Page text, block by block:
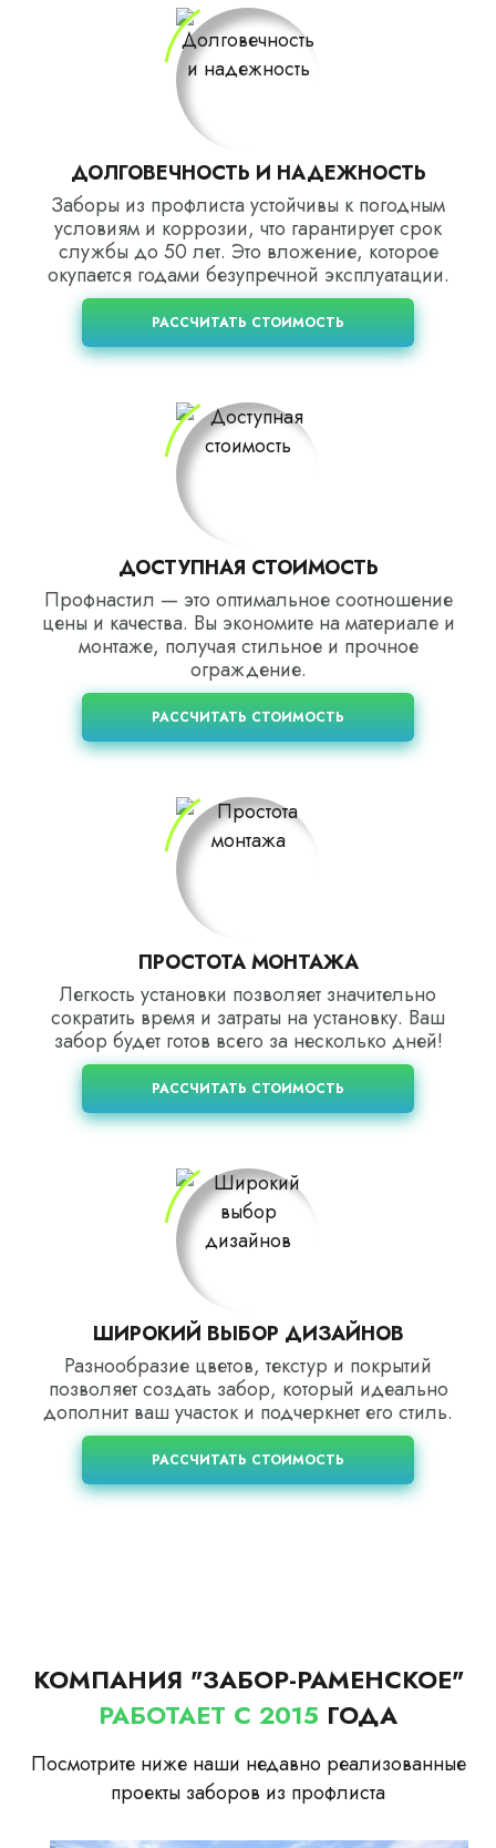
ДОЛГОВЕЧНОСТЬ И НАДЕЖНОСТЬ
Заборы из профлиста устойчивы к погодным
условиям и коррозии, что гарантирует срок
службы до 50 лет. Это вложение, которое
окупается годами безупречной эксплуатации.
РАССЧИТАТЬ СТОИМОСТЬ
ДОСТУПНАЯ СТОИМОСТЬ
Профнастил — это оптимальное соотношение
цены и качества. Вы экономите на материале и
монтаже, получая стильное и прочное
ограждение.
РАССЧИТАТЬ СТОИМОСТЬ
ПРОСТОТА МОНТАЖА
Легкость установки позволяет значительно
сократить время и затраты на установку. Ваш
забор будет готов всего за несколько дней!
РАССЧИТАТЬ СТОИМОСТЬ
ШИРОКИЙ ВЫБОР ДИЗАЙНОВ
Разнообразие цветов, текстур и покрытий
позволяет создать забор, который идеально
дополнит ваш участок и подчеркнет его стиль.
РАССЧИТАТЬ СТОИМОСТЬ
КОМПАНИЯ "ЗАБОР-РАМЕНСКОЕ"
РАБОТАЕТ С 2015 ГОДА
Посмотрите ниже наши недавно реализованные
проекты заборов из профлиста